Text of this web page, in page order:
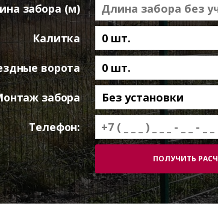
забора (м)
Калитка
ворота
забора
Телефон: